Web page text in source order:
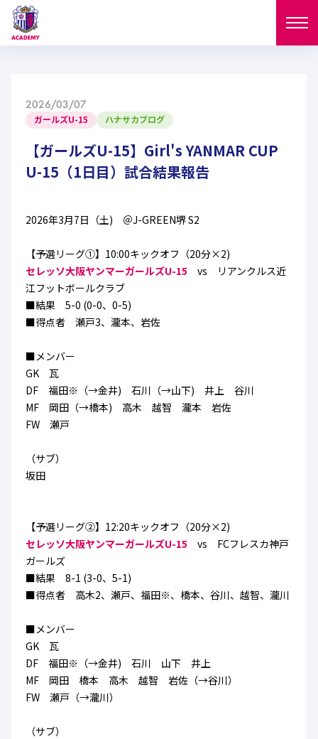
NEWS
西U-15 和歌山U-15
ガールズU-18
ガールズU-15
試合日程
MATCH
西U-15 和歌山U-15
U-12
PLAYERS
選手
U-18 U-15
西U-15
ガールズU-15
SELECTION
セレクション
アカデミー
セレクション
フィロソフィー
ハナサカクラブ
2026/03/07
ガールズU-15 ハナサカブログ
【ガールズU-15】Girl's YANMAR CUP
U-15（1日目）試合結果報告
2026年3月7日（土) ＠J-GREEN堺 S2
【予選リーグ①】10:00キックオフ（20分×2)
セレッソ大阪ヤンマーガールズU-15 vs リアンクルス近
江フットボールクラブ
■結果 5-0 (0-0、0-5)
■得点者 瀬戸3、瀧本、岩佐
■メンバー
GK 瓦
DF 福田※（→金井) 石川（→山下) 井上 谷川
MF 岡田（→橋本) 高木 越智 瀧本 岩佐
FW 瀬戸
（サブ）
坂田
【予選リーグ②】12:20キックオフ（20分×2)
セレッソ大阪ヤンマーガールズU-15 vs FCフレスカ神戸
ガールズ
■結果 8-1 (3-0、5-1)
■得点者 高木2、瀬戸、福田※、橋本、谷川、越智、瀧川
■メンバー
GK 瓦
DF 福田※（→金井) 石川 山下 井上
MF 岡田 橋本 高木 越智 岩佐（→谷川）
FW 瀬戸（→瀧川）
（サブ）